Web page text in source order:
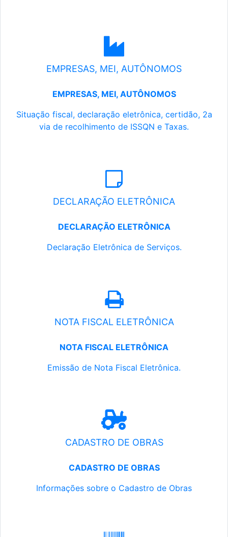
EMPRESAS, MEI, AUTÔNOMOS
EMPRESAS, MEI, AUTÔNOMOS
Situação fiscal, declaração eletrônica, certidão, 2a
via de recolhimento de ISSQN e Taxas.
DECLARAÇÃO ELETRÔNICA
DECLARAÇÃO ELETRÔNICA
Declaração Eletrônica de Serviços.
NOTA FISCAL ELETRÔNICA
NOTA FISCAL ELETRÔNICA
Emissão de Nota Fiscal Eletrônica.
CADASTRO DE OBRAS
CADASTRO DE OBRAS
Informações sobre o Cadastro de Obras